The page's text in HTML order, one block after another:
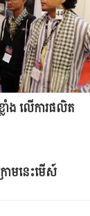
ាំង លើការផលិត
រោមនេះមើស៍